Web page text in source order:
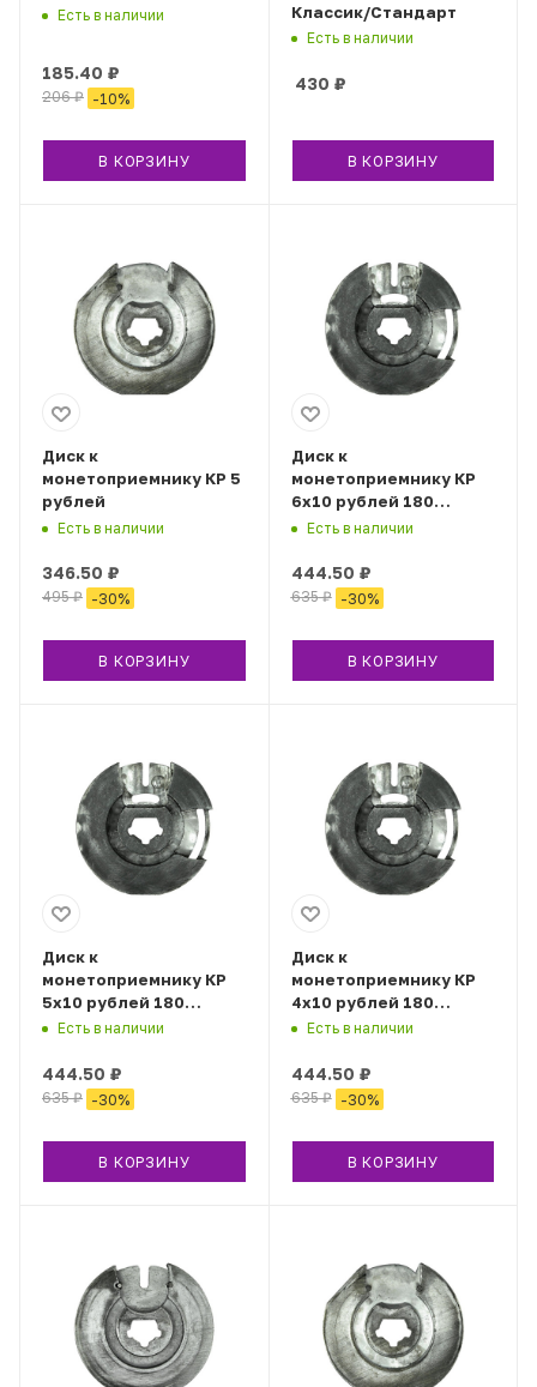
Есть в наличии
185.40 ₽
206₽ -10%
В КОРЗИНУ
Классик/Стандарт
Есть в наличии
430 ₽
В КОРЗИНУ
Диск к
монетоприемнику КР 5
рублей
Есть в наличии
346.50 ₽
495₽ -30%
В КОРЗИНУ
Диск к
монетоприемнику КР
6х10 рублей 180
градусов
Есть в наличии
444.50 ₽
635₽ -30%
В КОРЗИНУ
Диск к
монетоприемнику КР
5х10 рублей 180
градусов
Есть в наличии
444.50 ₽
635₽ -30%
В КОРЗИНУ
Диск к
монетоприемнику КР
4х10 рублей 180
градусов
Есть в наличии
444.50 ₽
635₽ -30%
В КОРЗИНУ